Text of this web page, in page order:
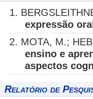
1.
expressão
2. MOTA, M.;
ensino e
aspectos
Relatório de